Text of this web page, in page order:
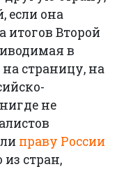
если она
итогов Второй
в
на страницу, на
не
праву России
стран,